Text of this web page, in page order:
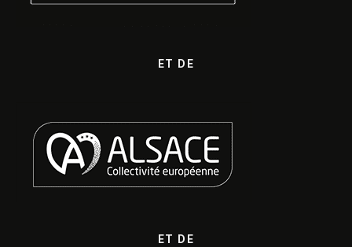
ET DE
ET DE